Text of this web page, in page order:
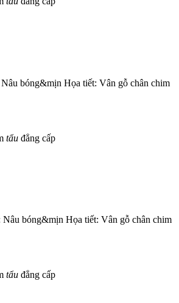
bóng&mịn Họa tiết: Vân gỗ chân chim
tẩu đẳng cấp
bóng&mịn Họa tiết: Vân gỗ chân chim
tẩu đẳng cấp